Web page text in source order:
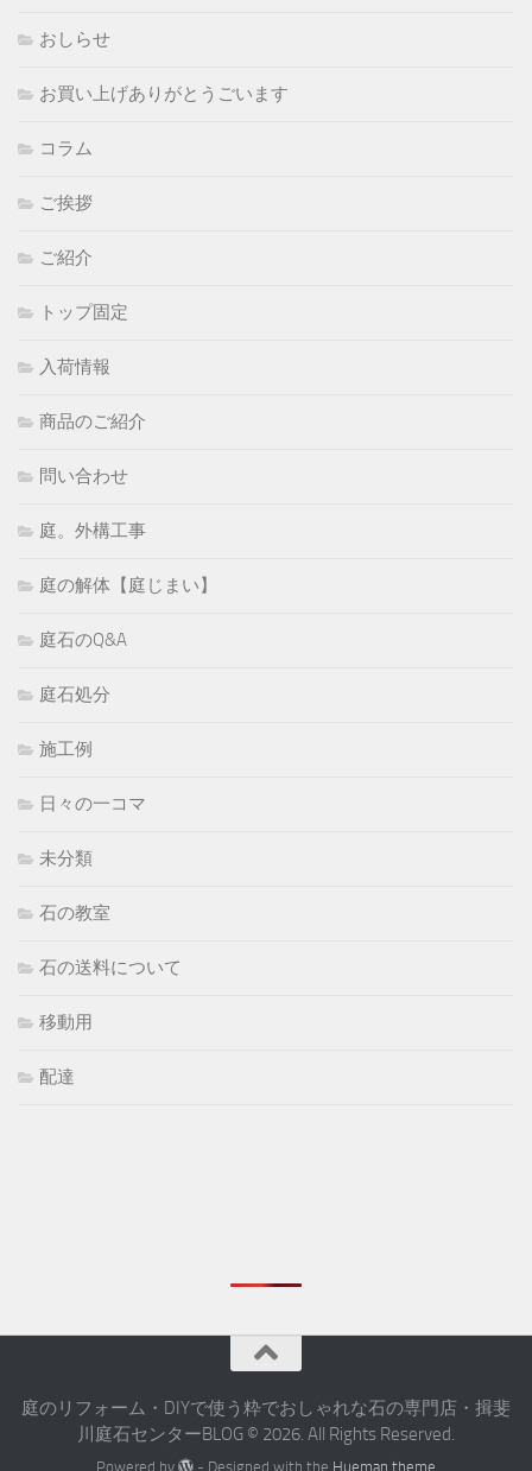
おしらせ
お買い上げありがとうごいます
コラム
ご挨拶
ご紹介
トップ固定
入荷情報
商品のご紹介
問い合わせ
庭。外構工事
庭の解体【庭じまい】
庭石のQ&A
庭石処分
施工例
日々の一コマ
未分類
石の教室
石の送料について
移動用
配達
庭のリフォーム・DIYで使う粋でおしゃれな石の専門店・揖斐
川庭石センターBLOG © 2026. All Rights Reserved.
Powered by - Designed with the Hueman theme